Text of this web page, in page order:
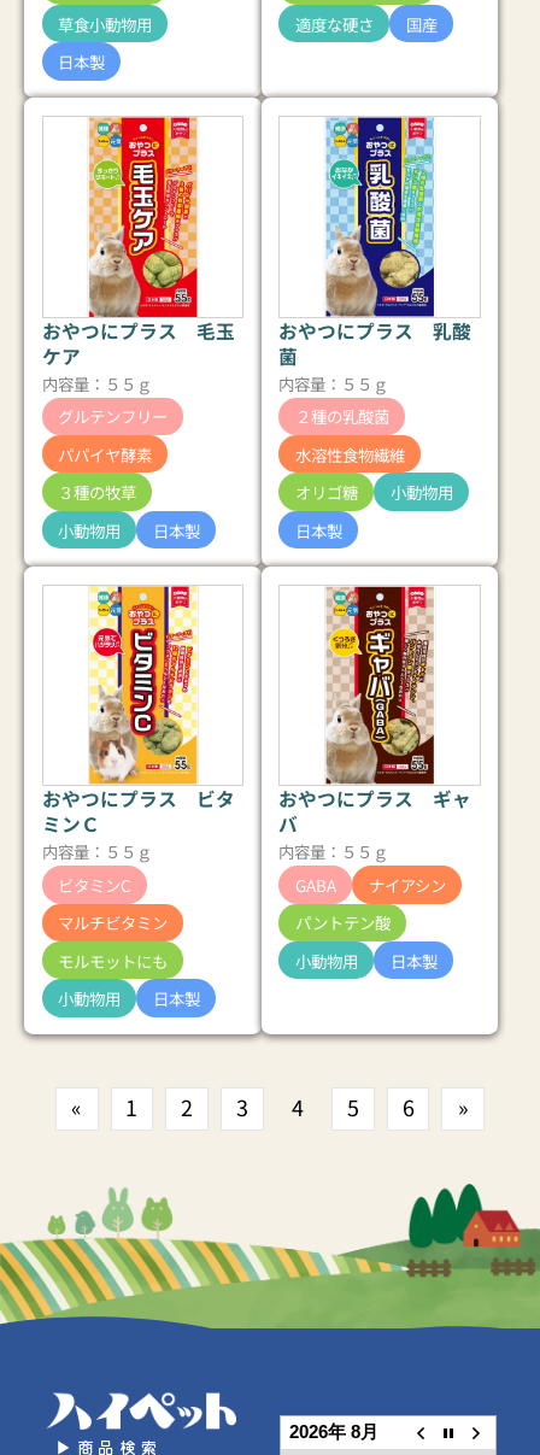
草食小動物用
日本製
適度な硬さ
国産
おやつにプラス 毛玉
ケア
内容量：５５ｇ
グルテンフリー
パパイヤ酵素
３種の牧草
小動物用
日本製
おやつにプラス 乳酸
菌
内容量：５５ｇ
２種の乳酸菌
水溶性食物繊維
オリゴ糖
小動物用
日本製
おやつにプラス ビタ
ミンＣ
内容量：５５ｇ
ビタミンC
マルチビタミン
モルモットにも
小動物用
日本製
おやつにプラス ギャ
バ
内容量：５５ｇ
GABA
ナイアシン
パントテン酸
小動物用
日本製
« 1 2 3 4 5 6 »
▶商品検索
2026年 8月